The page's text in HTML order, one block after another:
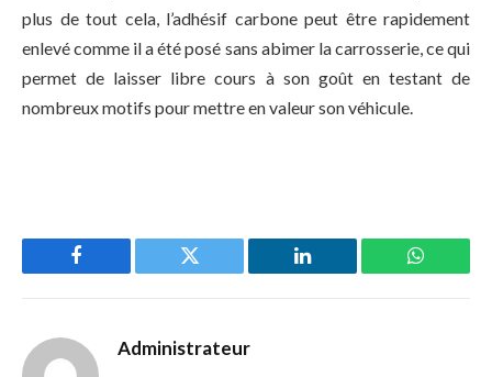
plus de tout cela, l’adhésif carbone peut être rapidement
enlevé comme il a été posé sans abimer la carrosserie, ce qui
permet de laisser libre cours à son goût en testant de
nombreux motifs pour mettre en valeur son véhicule.
Facebook Twitter LinkedIn
Administrateur